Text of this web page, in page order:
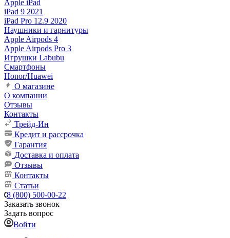
Apple iPad
iPad 9 2021
iPad Pro 12.9 2020
Наушники и гарнитуры
Apple Airpods 4
Apple Airpods Pro 3
Игрушки Labubu
Смартфоны
Honor/Huawei
О магазине
О компании
Отзывы
Контакты
Трейд-Ин
Кредит и рассрочка
Гарантия
Доставка и оплата
Отзывы
Контакты
Статьи
8 (800) 500-00-22
Заказать звонок
Задать вопрос
Войти